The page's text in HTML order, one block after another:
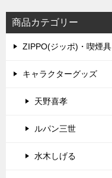
商品カテゴリー
ZIPPO(ジッポ)・喫煙具
キャラクターグッズ
天野喜孝
ルパン三世
水木しげる